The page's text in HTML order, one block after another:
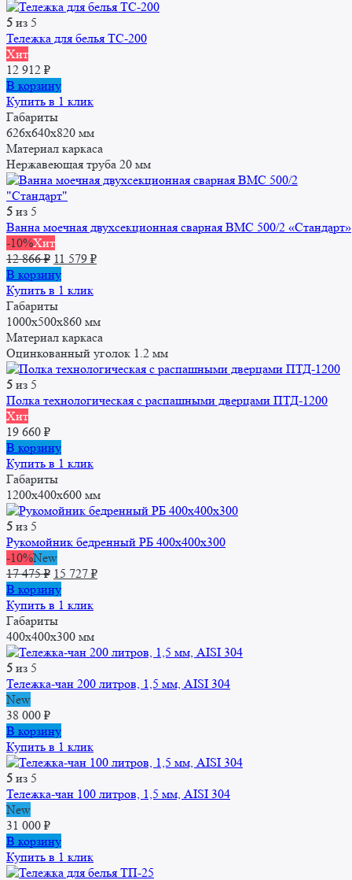
5 из 5
Тележка для белья ТС-200
Хит
12 912 ₽
В корзину
Купить в 1 клик
Габариты
626х640х820 мм
Материал каркаса
Нержавеющая труба 20 мм
5 из 5
Ванна моечная двухсекционная сварная ВМС 500/2 «Стандарт»
-10%Хит
12 866₽ Первоначальная
цена
составляла
12
866 ₽.
11 579 ₽Текущая
В корзину
Купить в 1 клик
Габариты
1000х500х860 мм
Материал каркаса
Оцинкованный уголок 1.2 мм
5 из 5
Полка технологическая с распашными дверцами ПТД-1200
Хит
19 660 ₽
В корзину
Купить в 1 клик
Габариты
1200x400x600 мм
5 из 5
Рукомойник бедренный РБ 400x400x300
-10%New
17 475₽ Первоначальная
цена
составляла
17
475 ₽.
15 727 ₽Текущая
В корзину
Купить в 1 клик
Габариты
400x400x300 мм
5 из 5
Тележка-чан 200 литров, 1,5 мм, AISI 304
New
38 000 ₽
В корзину
Купить в 1 клик
5 из 5
Тележка-чан 100 литров, 1,5 мм, AISI 304
New
31 000 ₽
В корзину
Купить в 1 клик